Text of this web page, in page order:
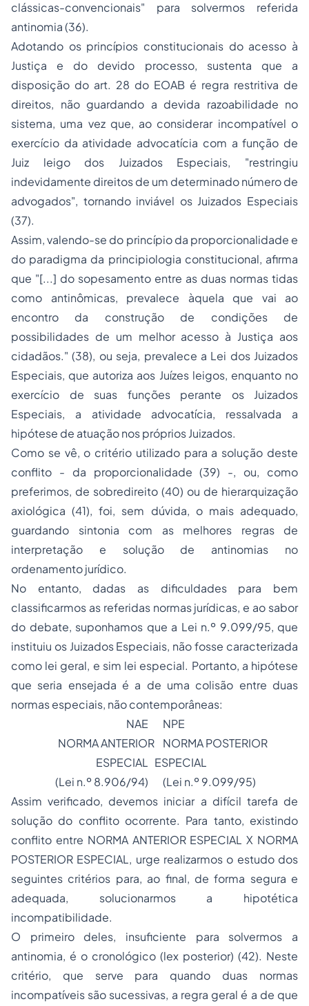
clássicas-convencionais" para solvermos referida
antinomia (36).
Adotando os princípios constitucionais do acesso à
Justiça e do devido processo, sustenta que a
disposição do art. 28 do EOAB é regra restritiva de
direitos, não guardando a devida razoabilidade no
sistema, uma vez que, ao considerar incompatível o
exercício da atividade advocatícia com a função de
Juiz leigo dos Juizados Especiais, "restringiu
indevidamente direitos de um determinado número de
advogados", tornando inviável os Juizados Especiais
(37).
Assim, valendo-se do princípio da proporcionalidade e
do paradigma da principiologia constitucional, afirma
que "[...] do sopesamento entre as duas normas tidas
como antinômicas, prevalece àquela que vai ao
encontro da construção de condições de
possibilidades de um melhor acesso à Justiça aos
cidadãos."(38), ou seja, prevalece a Lei dos Juizados
Especiais, que autoriza aos Juízes leigos, enquanto no
exercício de suas funções perante os Juizados
Especiais, a atividade advocatícia, ressalvada a
hipótese de atuação nos próprios Juizados.
Como se vê, o critério utilizado para a solução deste
conflito - da proporcionalidade (39) -, ou, como
preferimos, de sobredireito (40) ou de hierarquização
axiológica (41), foi, sem dúvida, o mais adequado,
guardando sintonia com as melhores regras de
interpretação e solução de antinomias no
ordenamento jurídico.
No entanto, dadas as dificuldades para bem
classificarmos as referidas normas jurídicas, e ao sabor
do debate, suponhamos que a Lei n.º 9.099/95, que
instituiu os Juizados Especiais, não fosse caracterizada
como lei geral, e sim lei especial. Portanto, a hipótese
que seria ensejada é a de uma colisão entre duas
normas especiais, não contemporâneas:
NAE
NPE
NORMA ANTERIOR
ESPECIAL
NORMA POSTERIOR
ESPECIAL
(Lei n.º 8.906/94)
(Lei n.º 9.099/95)
Assim verificado, devemos iniciar a difícil tarefa de
solução do conflito ocorrente. Para tanto, existindo
conflito entre NORMA ANTERIOR ESPECIAL X NORMA
POSTERIOR ESPECIAL, urge realizarmos o estudo dos
seguintes critérios para, ao final, de forma segura e
adequada, solucionarmos a hipotética
incompatibilidade.
O primeiro deles, insuficiente para solvermos a
antinomia, é o cronológico (lex posterior) (42). Neste
critério, que serve para quando duas normas
incompatíveis são sucessivas, a regra geral é a de que